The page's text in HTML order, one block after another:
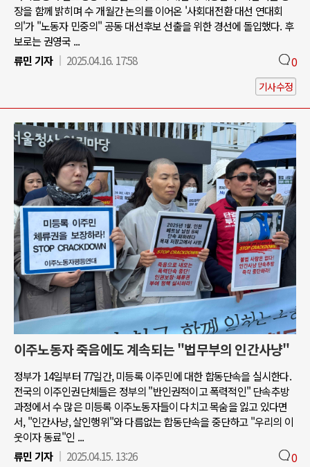
장을 함께 밝히며 수 개월간 논의를 이어온 '사회대전환 대선 연대회
의'가 "노동자 민중의" 공동 대선후보 선출을 위한 경선에 돌입했다. 후
보로는 권영국 ...
류민 기자
2025.04.16. 17:58 0
기사수정
이주노동자 죽음에도 계속되는 "법무부의 인간사냥"
정부가 14일부터 77일간, 미등록 이주민에 대한 합동단속을 실시한다.
전국의 이주인권단체들은 정부의 "반인권적이고 폭력적인" 단속추방
과정에서 수 많은 미등록 이주노동자들이 다치고 목숨을 잃고 있다면
서, "인간사냥, 살인행위"와 다름없는 합동단속을 중단하고 "우리의 이
웃이자 동료"인 ...
류민 기자
2025.04.15. 13:26 0